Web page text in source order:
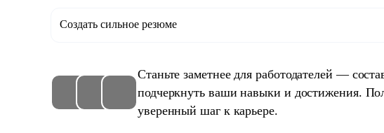
Создать сильное резюме
Станьте заметнее для работодателей —
подчеркнуть ваши навыки и достижения.
уверенный шаг к карьере.